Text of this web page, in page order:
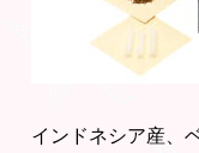
インドネシア産、